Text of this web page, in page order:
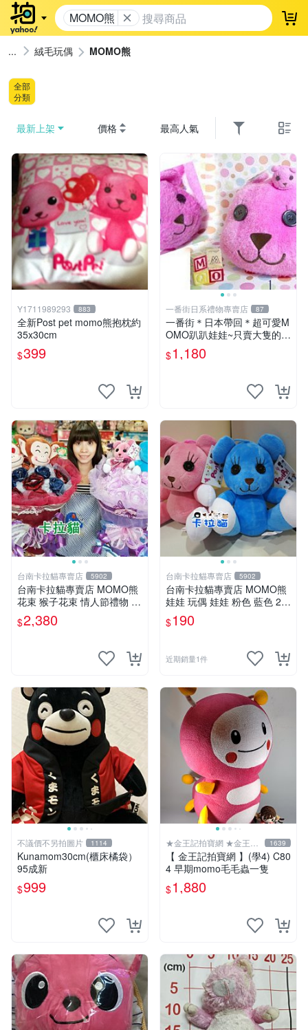
MOMO熊 登
絨毛玩偶 MOMO熊
全部
分類
最新上架 價格 最高人氣
Y1711989293 883
全新Post pet momo熊抱枕約
35x30cm
$399
一番街日系禮物專賣店 87
一番街＊日本帶回＊超可愛M
OMO趴趴娃娃~只賣大隻的1
號~單隻價～生日禮物
$1,180
台南卡拉貓專賣店 5902
台南卡拉貓專賣店 MOMO熊
花束 猴子花束 情人節禮物 二
選一 可繡字 可今天寄明天到
$2,380
台南卡拉貓專賣店 5902
台南卡拉貓專賣店 MOMO熊
娃娃 玩偶 娃娃 粉色 藍色 2色
分售
$190
近期銷量1件
不議價不另拍圖片 1114
Kunamom30cm(櫃床橘袋）
95成新
$999
★金王記拍寶網 ★金王記
拍寶趣
1639
【 金王記拍寶網 】(學4) C80
4 早期momo毛毛蟲一隻
$1,880